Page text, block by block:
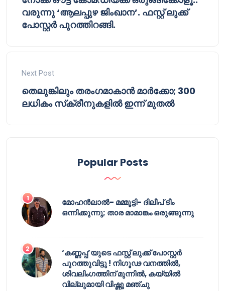
വരുന്നു ‘ആലപ്പുഴ ജിംഖാന’. ഫസ്റ്റ് ലുക്ക്
പോസ്റ്റർ പുറത്തിറങ്ങി.
Next Post
തെലുങ്കിലും തരംഗമാകാൻ മാർക്കോ; 300
ലധികം സ്‌ക്രീനുകളിൽ ഇന്ന് മുതൽ
Popular Posts
മോഹൻലാൽ- മമ്മൂട്ടി- ദിലീപ് ടീം
ഒന്നിക്കുന്നു; താര മാമാങ്കം ഒരുങ്ങുന്നു
‘കണ്ണപ്പ’യുടെ ഫസ്റ്റ് ലുക്ക് പോസ്റ്റർ
പുറത്തുവിട്ടു ! നിഗൂഢ വനത്തിൽ,
ശിവലിംഗത്തിന് മുന്നിൽ, കയ്യിൽ
വില്ലുമായി വിഷ്ണു മഞ്ചു